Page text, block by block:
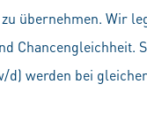
übernehmen. Wir
Chancengleichheit.
d) werden bei